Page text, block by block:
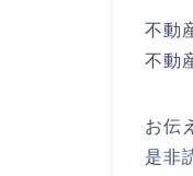
不動
不動
お伝
是非